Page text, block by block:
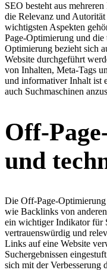
SEO besteht aus
die Relevanz und
wichtigsten Aspekten
Page-Optimierung und
Optimierung bezieht sich
Website durchgeführt
von Inhalten, Meta-Tags
und informativer Inhalt ist
auch Suchmaschinen
Off-
und
Die Off-Page-
wie Backlinks von
ein wichtiger Indikator für
vertrauenswürdig und
Links auf eine Website
Suchergebnissen
sich mit der Verbesserung